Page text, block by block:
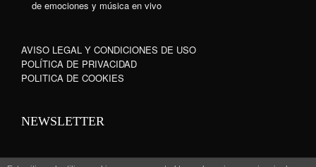
de emociones y música en vivo
AVISO LEGAL Y CONDICIONES DE USO
POLÍTICA DE PRIVACIDAD
POLITICA DE COOKIES
NEWSLETTER